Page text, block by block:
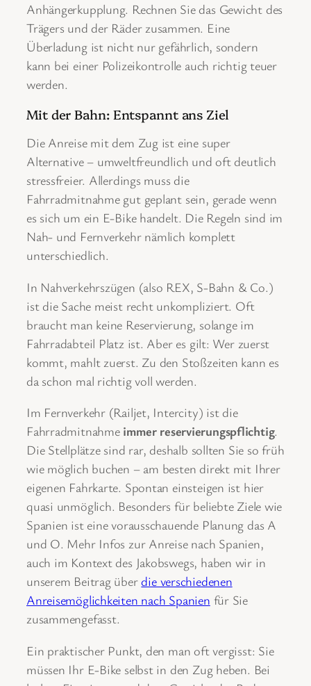
Anhängerkupplung. Rechnen Sie das Gewicht des
Trägers und der Räder zusammen. Eine
Überladung ist nicht nur gefährlich, sondern
kann bei einer Polizeikontrolle auch richtig teuer
werden.
Mit der Bahn: Entspannt ans Ziel
Die Anreise mit dem Zug ist eine super
Alternative – umweltfreundlich und oft deutlich
stressfreier. Allerdings muss die
Fahrradmitnahme gut geplant sein, gerade wenn
es sich um ein E-Bike handelt. Die Regeln sind im
Nah- und Fernverkehr nämlich komplett
unterschiedlich.
In Nahverkehrszügen (also REX, S-Bahn & Co.)
ist die Sache meist recht unkompliziert. Oft
braucht man keine Reservierung, solange im
Fahrradabteil Platz ist. Aber es gilt: Wer zuerst
kommt, mahlt zuerst. Zu den Stoßzeiten kann es
da schon mal richtig voll werden.
Im Fernverkehr (Railjet, Intercity) ist die
Fahrradmitnahme immer reservierungspflichtig.
Die Stellplätze sind rar, deshalb sollten Sie so früh
wie möglich buchen – am besten direkt mit Ihrer
eigenen Fahrkarte. Spontan einsteigen ist hier
quasi unmöglich. Besonders für beliebte Ziele wie
Spanien ist eine vorausschauende Planung das A
und O. Mehr Infos zur Anreise nach Spanien,
auch im Kontext des Jakobswegs, haben wir in
unserem Beitrag überdie verschiedenen
Anreisemöglichkeiten nach Spanien für Sie
zusammengefasst.
Ein praktischer Punkt, den man oft vergisst: Sie
müssen Ihr E-Bike selbst in den Zug heben. Bei